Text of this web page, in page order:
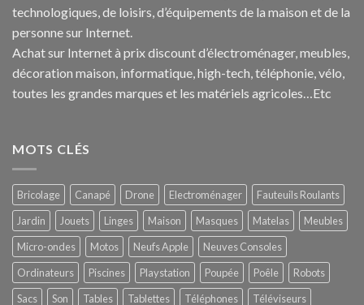
technologiques, de loisirs, d’équipements de la maison et de la
personne sur Internet.
Achat sur Internet à prix discount d’électroménager, meubles,
décoration maison, informatique, high-tech , téléphonie, vélo,
toutes les grandes marques et les matériels agricoles…Etc
MOTS CLÉS
Bricolage Canapé Drone Electroménager
Fauteuils Roulants
Jardin
Jouets Linges Maison Masques Matelas
Meubles
Micro-ondes
Motos Neufs Apple
Neuves Consoles
Ordinateurs
Piscines Playstation Poupée Poêle
Robots
Sacs
Son Tables Tablettes Téléphones
Téléviseurs